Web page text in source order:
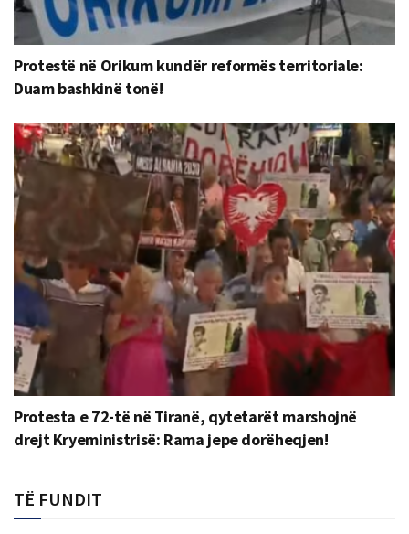
Protestë në Orikum kundër reformës territoriale:
Duam bashkinë tonë!
Protesta e 72-të në Tiranë, qytetarët marshojnë
drejt Kryeministrisë: Rama jepe dorëheqjen!
TË FUNDIT